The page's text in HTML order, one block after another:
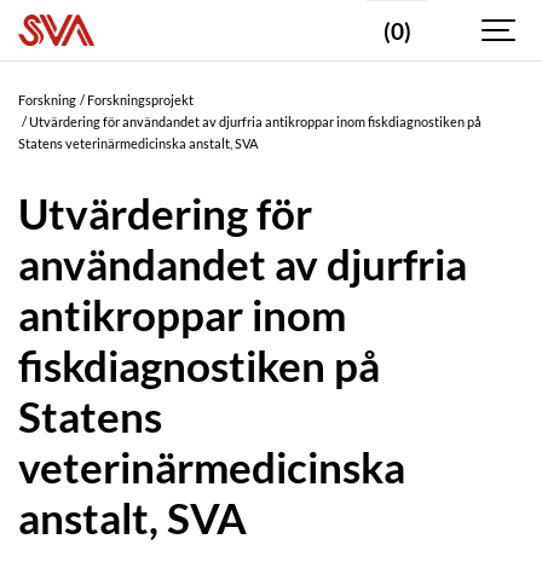
(0)
Forskning
Forskningsprojekt
Utvärdering för användandet av djurfria antikroppar inom fiskdiagnostiken på
Statens veterinärmedicinska anstalt, SVA
Utvärdering för
användandet av djurfria
antikroppar inom
fiskdiagnostiken på
Statens
veterinärmedicinska
anstalt, SVA